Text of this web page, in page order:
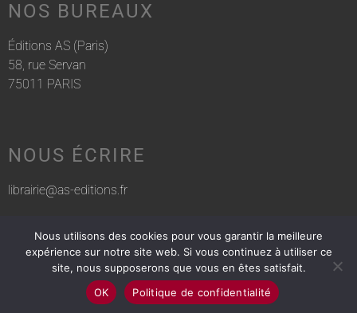
NOS BUREAUX
Éditions AS (Paris)
58, rue Servan
75011 PARIS
NOUS ÉCRIRE
librairie@as-editions.fr
NOUS APPELER
01 83 75 76 30
Nous utilisons des cookies pour vous garantir la meilleure
expérience sur notre site web. Si vous continuez à utiliser ce
site, nous supposerons que vous en êtes satisfait.
OK
Politique de confidentialité